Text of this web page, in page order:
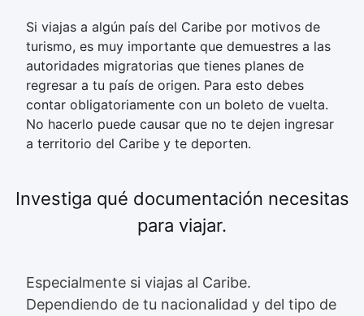
Si viajas a algún país del Caribe por motivos de
turismo, es muy importante que demuestres a las
autoridades migratorias que tienes planes de
regresar a tu país de origen. Para esto debes
contar obligatoriamente con un boleto de vuelta.
No hacerlo puede causar que no te dejen ingresar
a territorio del Caribe y te deporten.
Investiga qué documentación necesitas
para viajar.
Especialmente si viajas al Caribe.
Dependiendo de tu nacionalidad y del tipo de